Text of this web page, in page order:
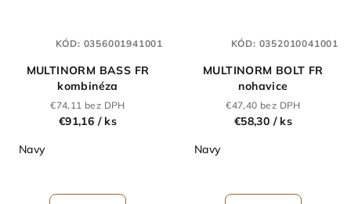
MULTINORM BASS FR
kombinéza
€74,11 bez DPH
€91,16 / ks
Navy
KÓD: 0356001941001
MULTINORM BOLT FR
nohavice
€47,40 bez DPH
€58,30 / ks
Navy
KÓD: 0352010041001